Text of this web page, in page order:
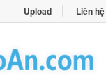
Upload Liên hệ